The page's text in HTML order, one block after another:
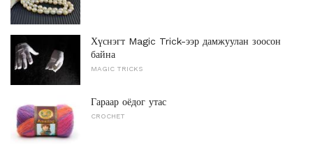
Хүснэгт Magic Trick-ээр дамжуулан зоосон
байна
MAGIC TRICKS
Гараар оёдог утас
CROCHET